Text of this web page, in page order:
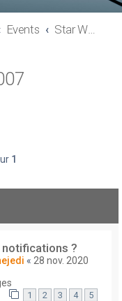
Events Star Wars Réunion II - 2007
1
notifications ?
« 28 nov. 2020
1 2 3 4 5